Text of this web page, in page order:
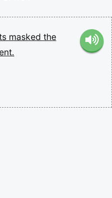
masked the